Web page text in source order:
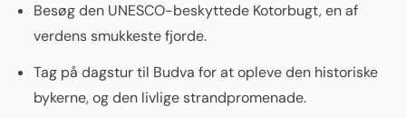
Besøg den UNESCO-beskyttede Kotorbugt, en af
verdens smukkeste fjorde.
Tag på dagstur til Budva for at opleve den historiske
bykerne, og den livlige strandpromenade.